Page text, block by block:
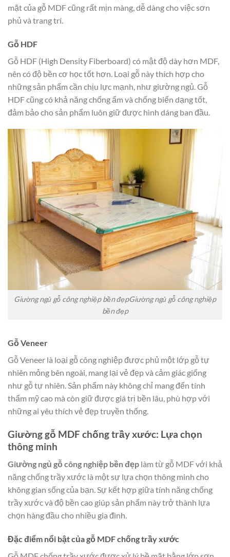
mặt của gỗ MDF cũng rất mịn màng, dễ dàng cho việc sơn
phủ và trang trí.
Gỗ HDF
Gỗ HDF (High Density Fiberboard) có mật độ dày hơn MDF,
nên có độ bền cơ học tốt hơn. Loại gỗ này thích hợp cho
những sản phẩm cần chịu lực mạnh, như giường ngủ. Gỗ
HDF cũng có khả năng chống ẩm và chống biến dạng tốt,
đảm bảo cho sản phẩm luôn giữ được hình dáng ban đầu.
Giường ngủ gỗ công nghiệp bền đẹpGiường ngủ gỗ công nghiệp
bền đẹp
Gỗ Veneer
Gỗ Veneer là loại gỗ công nghiệp được phủ một lớp gỗ tự
nhiên mỏng bên ngoài, mang lại vẻ đẹp và cảm giác giống
như gỗ tự nhiên. Sản phẩm này không chỉ mang đến tính
thẩm mỹ cao mà còn giữ được giá trị bền lâu, phù hợp với
những ai yêu thích vẻ đẹp truyền thống.
Giường gỗ MDF chống trầy xước: Lựa chọn
thông minh
Giường ngủ gỗ công nghiệp bền đẹp làm từ gỗ MDF với khả
năng chống trầy xước là một sự lựa chọn thông minh cho
không gian sống của bạn. Sự kết hợp giữa tính năng chống
trầy xước và độ bền cao giúp sản phẩm này trở thành lựa
chọn hàng đầu cho nhiều gia đình.
Đặc điểm nổi bật của gỗ MDF chống trầy xước